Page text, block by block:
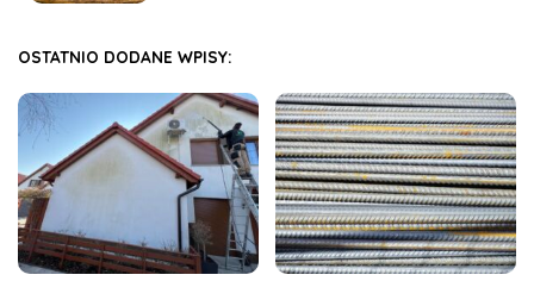
OSTATNIO DODANE WPISY: